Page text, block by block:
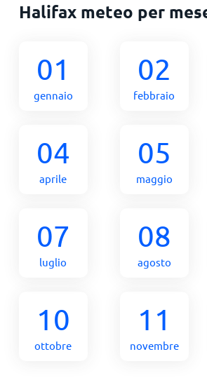
Halifax meteo per
01
gennaio
02
febbraio
04
aprile
05
maggio
07
luglio
08
agosto
10
ottobre
11
novembre